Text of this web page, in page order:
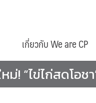
เกี่ยวกับ We are CP
! “ไข่ไก่สดโอช